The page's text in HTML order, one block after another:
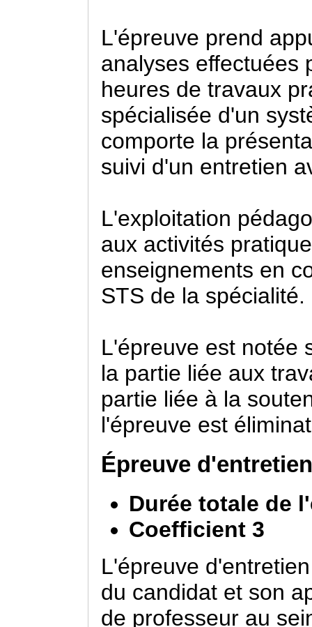
L'épreuve prend
analyses effectuées
heures de travaux
spécialisée d'un
comporte la
suivi d'un entretien
L'exploitation
aux activités
enseignements en
STS de la spécialité.
L'épreuve est notée
la partie liée aux
partie liée à la
l'épreuve est
Épreuve d'entretien
Durée totale de
Coefficient 3
L'épreuve
du candidat et son
de professeur au